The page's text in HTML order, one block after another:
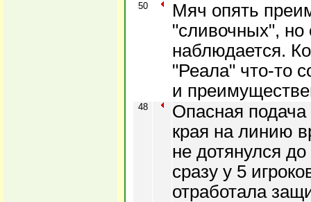
50
Мяч опять
"сливочных", но
наблюдается.
"Реала" что-то
и
48
Опасная
края на линию
не дотянулся
сразу у 5
отработала